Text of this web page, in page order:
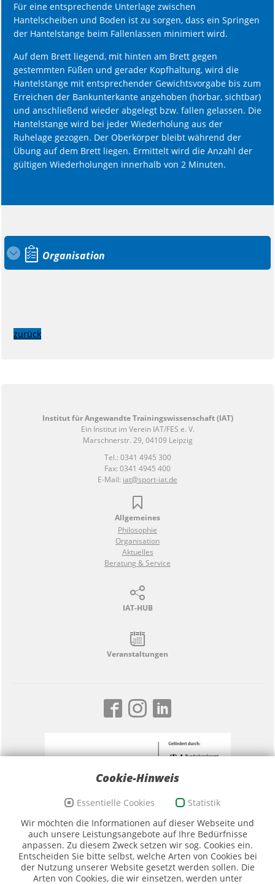
Für eine entsprechende Unterlage zwischen
Hantelscheiben und Boden ist zu sorgen, dass ein Springen
der Hantelstange beim Fallenlassen minimiert wird.
Auf dem Brett liegend, mit hinten am Brett gegen
gestemmten Füßen und gerader Kopfhaltung, wird die
Hantelstange mit entsprechender Gewichtsvorgabe bis zum
Erreichen der Bankunterkante angehoben (hörbar, sichtbar)
und anschließend wieder abgelegt bzw. fallen gelassen. Die
Hantelstange wird bei jeder Wiederholung aus der
Ruhelage gezogen. Der Oberkörper bleibt während der
Übung auf dem Brett liegen. Ermittelt wird die Anzahl der
gültigen Wiederholungen innerhalb von 2 Minuten.
Organisation
zurück
Institut für Angewandte Trainingswissenschaft (IAT)
Ein Institut im Verein IAT/FES e. V.
Marschnerstr. 29, 04109 Leipzig
Tel.: 0341 4945 300
Fax: 0341 4945 400
E-Mail: iat@sport-iat.de
Allgemeines
Philosophie
Organisation
Aktuelles
Beratung & Service
IAT-HUB
Veranstaltungen
(Quelle: BKAmt)
Cookie-Hinweis
Essentielle Cookies
Statistik
Wir möchten die Informationen auf dieser Webseite und
auch unsere Leistungsangebote auf Ihre Bedürfnisse
anpassen. Zu diesem Zweck setzen wir sog. Cookies ein.
Entscheiden Sie bitte selbst, welche Arten von Cookies bei
der Nutzung unserer Website gesetzt werden sollen. Die
Arten von Cookies, die wir einsetzen, werden unter